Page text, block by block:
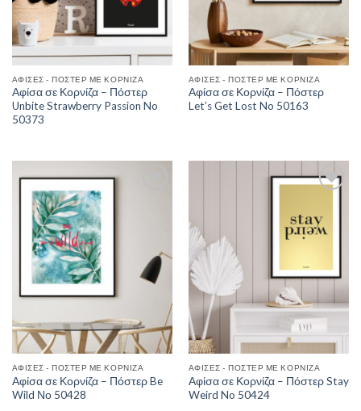
ΑΦΊΣΕΣ - ΠΌΣΤΕΡ ΜΕ ΚΟΡΝΊΖΑ
Αφίσα σε Κορνίζα – Πόστερ
Unbite Strawberry Passion No
50373
ΑΦΊΣΕΣ - ΠΌΣΤΕΡ ΜΕ ΚΟΡΝΊΖΑ
Αφίσα σε Κορνίζα – Πόστερ
Let’s Get Lost No 50163
ΑΦΊΣΕΣ - ΠΌΣΤΕΡ ΜΕ ΚΟΡΝΊΖΑ
Αφίσα σε Κορνίζα – Πόστερ Be
Wild Νο 50428
ΑΦΊΣΕΣ - ΠΌΣΤΕΡ ΜΕ ΚΟΡΝΊΖΑ
Αφίσα σε Κορνίζα – Πόστερ Stay
Weird No 50424